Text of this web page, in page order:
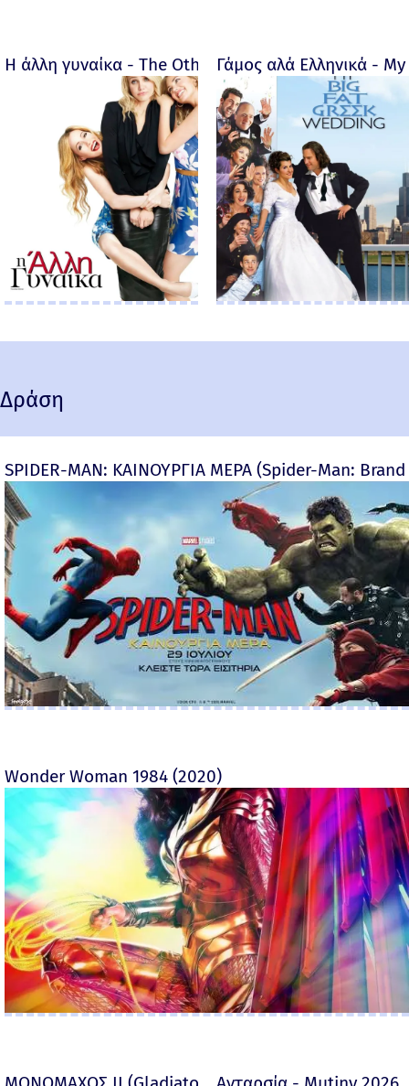
Η άλλη γυναίκα - The Other Woman – 2014
Γάμος αλά Ελληνικά -
Δράση
SPIDER-MAN: ΚΑΙΝΟΥΡΓΙΑ ΜΕΡΑ (Spider-Man:
Wonder Woman 1984 (2020)